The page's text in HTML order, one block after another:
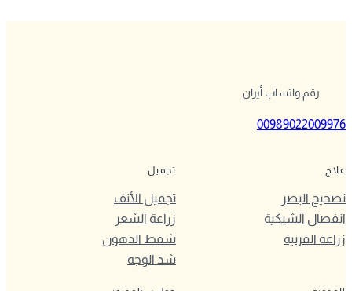
رقم واتساب أيران
00989022009976
علاج
تصحيح البصر
انفصال الشبكية
زراعة القرنية
تجميل
تجميل الأنف
زراعة الشعر
شفط الدهون
شد الوجه